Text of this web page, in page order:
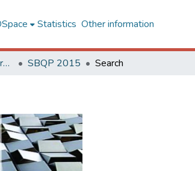
Statistics Other information
SBQP - Simpósio Brasileiro de Qualidade do Projeto no Ambiente Construído SBQP 2015 Search